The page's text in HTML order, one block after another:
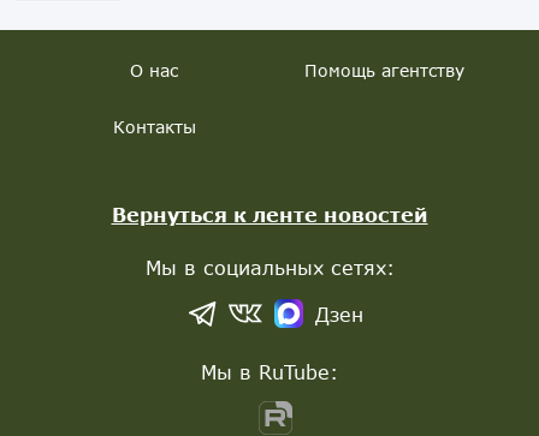
О нас Помощь агентству
Контакты
Вернуться к ленте новостей
Мы в социальных сетях:
Дзен
Мы в RuTube: